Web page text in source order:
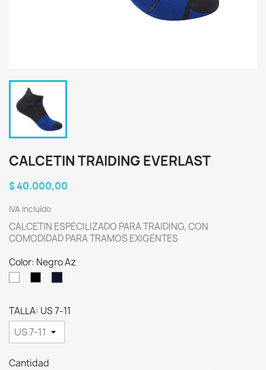
CALCETIN TRAIDING EVERLAST
$ 40.000,00
IVA incluído
CALCETIN ESPECILIZADO PARA TRAIDING, CON
COMODIDAD PARA TRAMOS EXIGENTES
Color: Negro Az
TALLA: US 7-11
Cantidad